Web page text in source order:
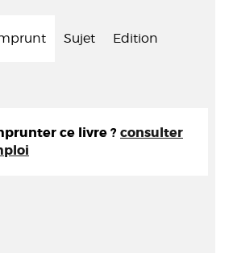
Sujet Edition
ce livre ? consulter